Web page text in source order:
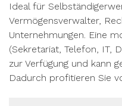
Ideal für
Vermögensverwalter,
Unternehmungen. Eine
(Sekretariat, Telefon, IT,
zur Verfügung und kann
Dadurch profitieren Sie